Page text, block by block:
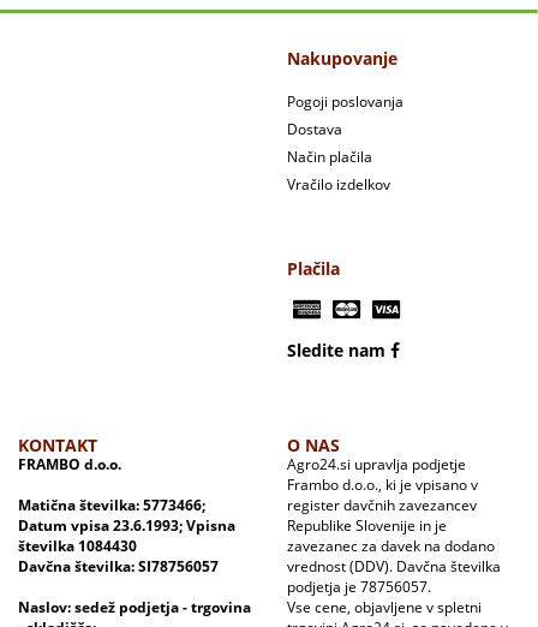
Nakupovanje
Pogoji poslovanja
Dostava
Način plačila
Vračilo izdelkov
Plačila
Sledite nam
KONTAKT
FRAMBO d.o.o.
Matična številka: 5773466;
Datum vpisa 23.6.1993; Vpisna
številka 1084430
Davčna številka: SI78756057
Naslov: sedež podjetja - trgovina
O NAS
Agro24.si upravlja podjetje
Frambo d.o.o., ki je vpisano v
register davčnih zavezancev
Republike Slovenije in je
zavezanec za davek na dodano
vrednost (DDV). Davčna številka
podjetja je 78756057.
Vse cene, objavljene v spletni